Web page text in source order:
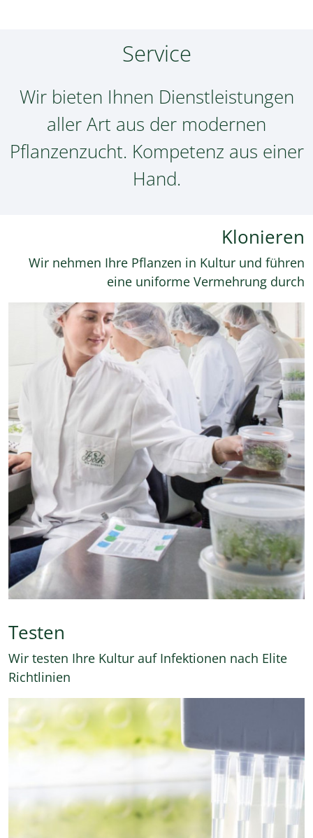
Service
Wir bieten Ihnen Dienstleistungen
aller Art aus der modernen
Pflanzenzucht. Kompetenz aus einer
Hand.
Klonieren
Wir nehmen Ihre Pflanzen in Kultur und führen
eine uniforme Vermehrung durch
Testen
Wir testen Ihre Kultur auf Infektionen nach Elite
Richtlinien